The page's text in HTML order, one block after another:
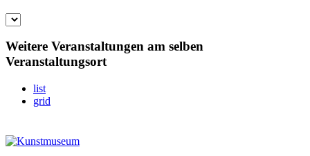
Weitere Veranstaltungen am selben
Veranstaltungsort
list
grid